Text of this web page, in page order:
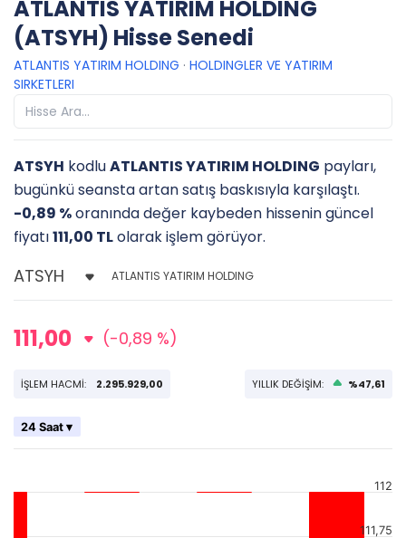
ATLANTIS YATIRIM HOLDING
(ATSYH) Hisse Senedi
ATLANTIS YATIRIM HOLDING · HOLDINGLER VE YATIRIM
SIRKETLERI
ATSYH kodluATLANTIS YATIRIM HOLDING payları,
bugünkü seansta artan satış baskısıyla karşılaştı.
-0,89 %oranında değer kaybeden hissenin güncel
fiyatı111,00 TLolarak işlem görüyor.
ATLANTIS YATIRIM HOLDING
111,00 (-0,89 %)
İŞLEM HACMİ: 2.295.929,00 YILLIK DEĞİŞİM: %47,61
24 Saat ▾
111,75
112